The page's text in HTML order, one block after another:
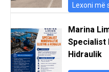
Lexoni më
Marina
Specialist
Hidraulik